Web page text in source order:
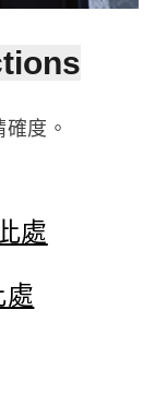
度。
處